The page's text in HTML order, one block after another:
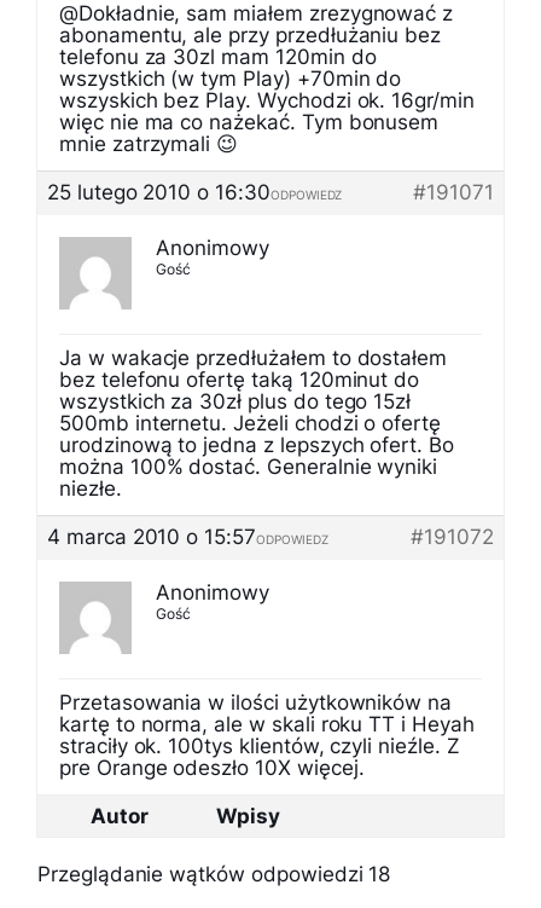
@Dokładnie, sam miałem zrezygnować z
abonamentu, ale przy przedłużaniu bez
telefonu za 30zl mam 120min do
wszystkich (w tym Play) +70min do
wszyskich bez Play. Wychodzi ok. 16gr/min
więc nie ma co nażekać. Tym bonusem
mnie zatrzymali 😉
25 lutego 2010 o 16:30
#191071
ODPOWIEDZ
Anonimowy
Gość
Ja w wakacje przedłużałem to dostałem
bez telefonu ofertę taką 120minut do
wszystkich za 30zł plus do tego 15zł
500mb internetu. Jeżeli chodzi o ofertę
urodzinową to jedna z lepszych ofert. Bo
można 100% dostać. Generalnie wyniki
niezłe.
4 marca 2010 o 15:57
#191072
ODPOWIEDZ
Anonimowy
Gość
Przetasowania w ilości użytkowników na
kartę to norma, ale w skali roku TT i Heyah
straciły ok. 100tys klientów, czyli nieźle. Z
pre Orange odeszło 10X więcej.
Autor
Wpisy
Przeglądanie wątków odpowiedzi 18